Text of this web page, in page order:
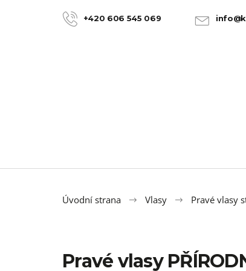
+420 606 545 069
Úvodní strana Vlasy Pravé vlasy
Pravé vlasy
100% JUMBO BRAID KANEKALON 22